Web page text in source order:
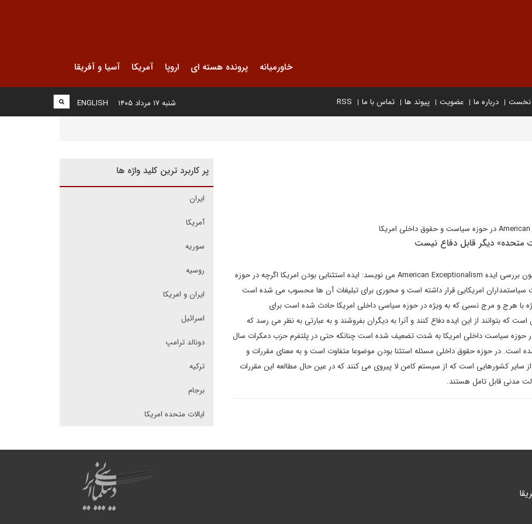
خاورمیانه پرونده هسته ای اروپا آمریکا آسیا و آفریقا
نخست درباره ما عضویت پیوند ها تماس با ما RSS
ENGLISH شنبه ۱۷ مرداد ۱۴۰۵
متحده» دیگر قابل دفاع نیست
احمد ترابی در یادداشتی پیرامون بررسی ایده American Exceptionalism می نویسد: ایده استثنایی بودن امریکا اگرچه در حوزه
امریکایی قرار داشته است و محوری برای تبلیغات آن ها محسوب می شده است
با هرج و مرج نسبی که به ویژه در حوزه سیاسی داخلی امریکا حادث شده است برای
که بتوانند از این ایده دفاع کنند و آنرا به دیگران بفروشند و به عبارتی به نظر می رسد که
در حوزه سیاست داخلی امریکا به شدت تضعیف شده است چنانکه حتی در پلتفرم حزب دمکرات سال
نشده است. در حوزه حقوق داخلی مسئله استثنا بودن موضوعا متفاوت است و به معنای مقررات و
کشورهایی است که از سیستم کامن لا پیروی می کنند که در عین حال مطالعه این مقررات
مدنی قابل تامل هستند.
پر کاربرد ترین کلید واژه ها
ایران
آمریکا
سوریه
روسیه
ایران و امریکا
اسرائیل
دونالد ترامپ
ترکیه
برجام
ایالات متحده امریکا